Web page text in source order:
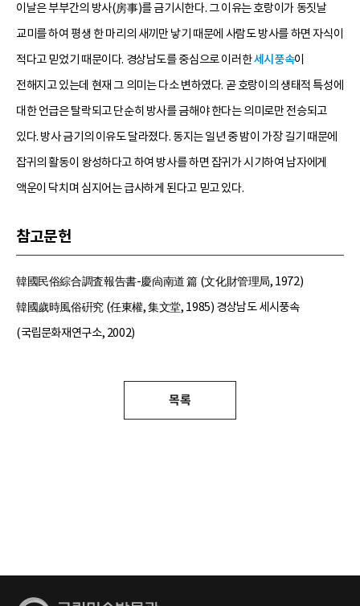
이날은 부부간의 방사(房事)를 금기시한다. 그 이유는 호랑이가 동짓날
교미를 하여 평생 한 마리의 새끼만 낳기 때문에 사람도 방사를 하면 자식이
적다고 믿었기 때문이다. 경상남도를 중심으로 이러한세시풍속이
전해지고 있는데 현재 그 의미는 다소 변하였다. 곧 호랑이의 생태적 특성에
대한 언급은 탈락되고 단순히 방사를 금해야 한다는 의미로만 전승되고
있다. 방사 금기의 이유도 달라졌다. 동지는 일년 중 밤이 가장 길기 때문에
잡귀의 활동이 왕성하다고 하여 방사를 하면 잡귀가 시기하여 남자에게
액운이 닥치며 심지어는 급사하게 된다고 믿고 있다.
참고문헌
韓國民俗綜合調査報告書-慶尙南道 篇 (文化財管理局, 1972)
韓國歲時風俗硏究 (任東權, 集文堂, 1985) 경상남도 세시풍속
(국립문화재연구소, 2002)
목록